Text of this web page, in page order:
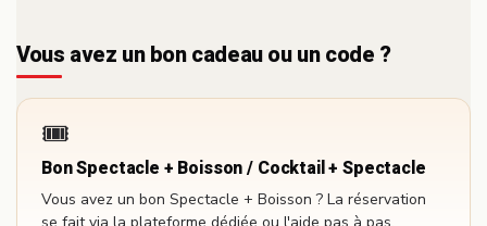
Vous avez un bon cadeau ou un code ?
🎟️
Bon Spectacle + Boisson / Cocktail + Spectacle
Vous avez un bon Spectacle + Boisson ? La réservation